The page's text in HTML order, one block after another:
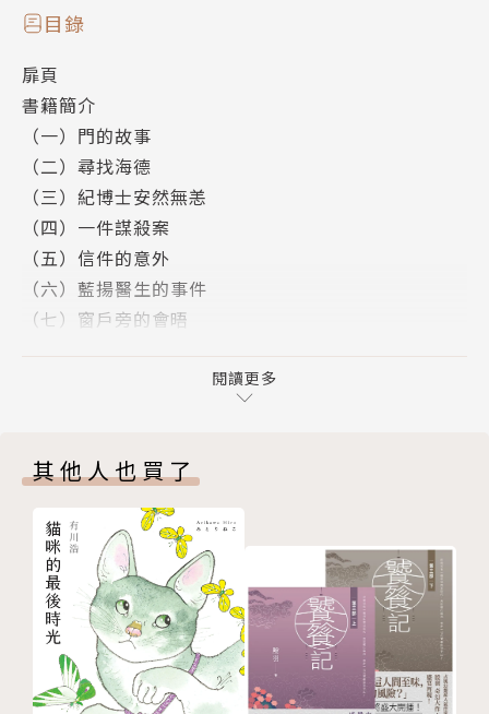
目錄
扉頁
書籍簡介
（一）門的故事
（二）尋找海德
（三）紀博士安然無恙
（四）一件謀殺案
（五）信件的意外
（六）藍揚醫生的事件
（七）窗戶旁的會晤
閱讀更多
其他人也買了